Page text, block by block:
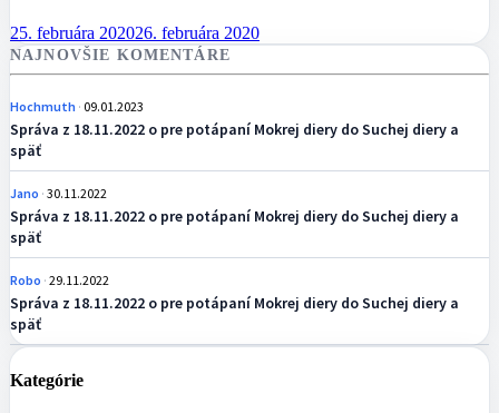
25. februára 202026. februára 2020
NAJNOVŠIE KOMENTÁRE
Hochmuth 09.01.2023
Správa z 18.11.2022 o pre potápaní Mokrej diery do Suchej diery a
späť
Jano 30.11.2022
Správa z 18.11.2022 o pre potápaní Mokrej diery do Suchej diery a
späť
Robo 29.11.2022
Správa z 18.11.2022 o pre potápaní Mokrej diery do Suchej diery a
späť
Kategórie